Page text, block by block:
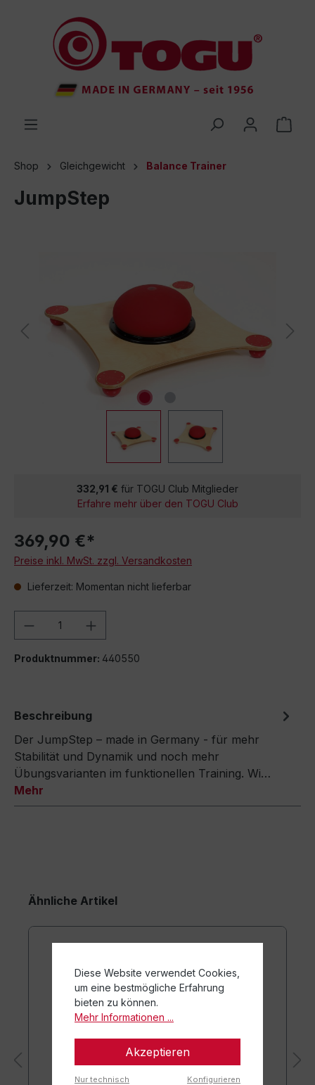
springen
Shop Gleichgewicht Balance Trainer
JumpStep
332,91 € für TOGU Club Mitglieder
Erfahre mehr über den TOGU Club
369,90 €*
Preise inkl. MwSt. zzgl. Versandkosten
Lieferzeit: Momentan nicht lieferbar
Produkt Anzahl: Gib den
Produktnummer: 440550
Beschreibung
Der JumpStep – made in Germany - für mehr
Stabilität und Dynamik und noch mehr
Übungsvarianten im funktionellen Training. Wi…
Mehr
Ähnliche Artikel
Diese Website verwendet Cookies,
um eine bestmögliche Erfahrung
bieten zu können.
Mehr Informationen ...
Akzeptieren
Nur technisch
Konfigurieren